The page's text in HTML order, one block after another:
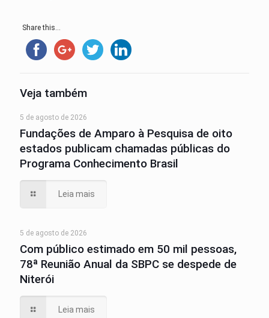
Share this...
Veja também
5 de agosto de 2026
Fundações de Amparo à Pesquisa de oito
estados publicam chamadas públicas do
Programa Conhecimento Brasil
Leia mais
5 de agosto de 2026
Com público estimado em 50 mil pessoas,
78ª Reunião Anual da SBPC se despede de
Niterói
Leia mais